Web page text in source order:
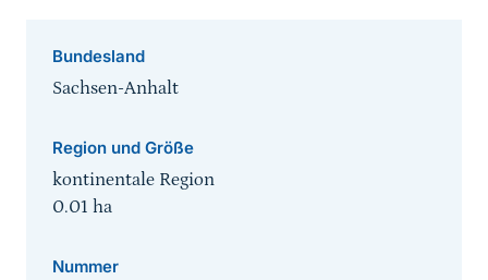
Bundesland
Sachsen-Anhalt
Region und Größe
kontinentale Region
0.01 ha
Nummer